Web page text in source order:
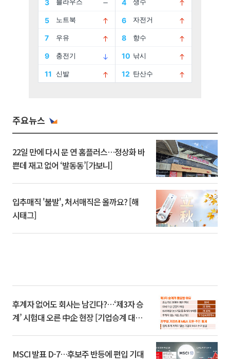
주요뉴스
22일 만에 다시 문 연 홈플러스…정상화 바
쁜데 재고 없어 ‘발동동’[가보니]
입추매직 '불발', 처서매직은 올까요? [해
시태그]
후계자 없어도 회사는 남긴다?…‘제3자 승
계’ 시험대 오른 中企 현장 [기업승계 대전
MSCI 발표 D-7…후보주 반등에 편입 기대